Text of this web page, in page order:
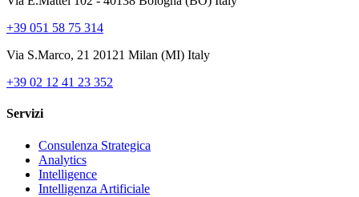
+39 051 58 75 314
Via S.Marco, 21 20121 Milan (MI) Italy
+39 02 12 41 23 352
Servizi
Consulenza Strategica
Analytics
Intelligence
Intelligenza Artificiale